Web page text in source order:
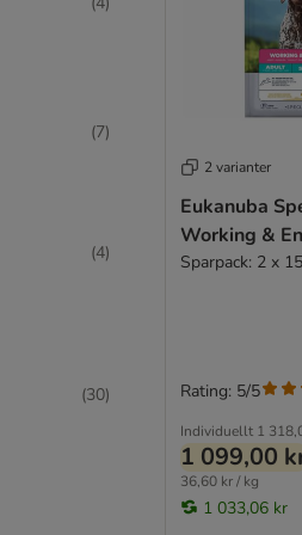
(7)
(4)
(30)
2 varianter
Eukanuba
Working &
Sparpack: 2 x
Individuellt 1
1 099,00
36,60 kr / kg
1 033,06 kr
Rating: 5/5